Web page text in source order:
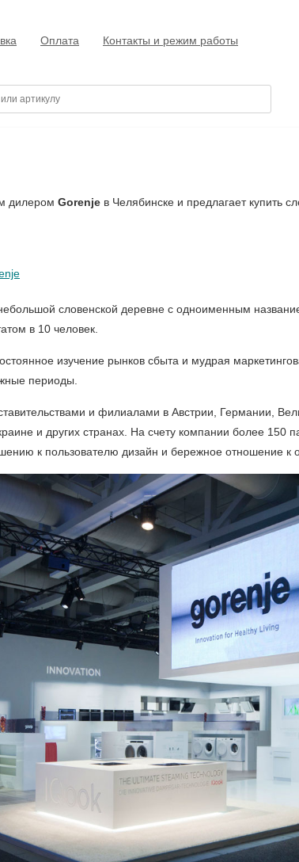
Оплата Контакты и режим работы
дилером Gorenje в Челябинске и предлагает купить
словенской деревне с одноименным
в 10 человек.
изучение рынков сбыта и мудрая
периоды.
и филиалами в Австрии, Германии,
и других странах. На счету компании более 150
к пользователю дизайн и бережное отношение к